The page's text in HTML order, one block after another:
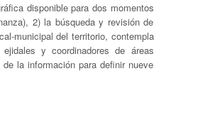
disponible para dos momentos
2) la búsqueda y revisión de
municipal del territorio, contempla
y coordinadores de áreas
la información para definir nueve